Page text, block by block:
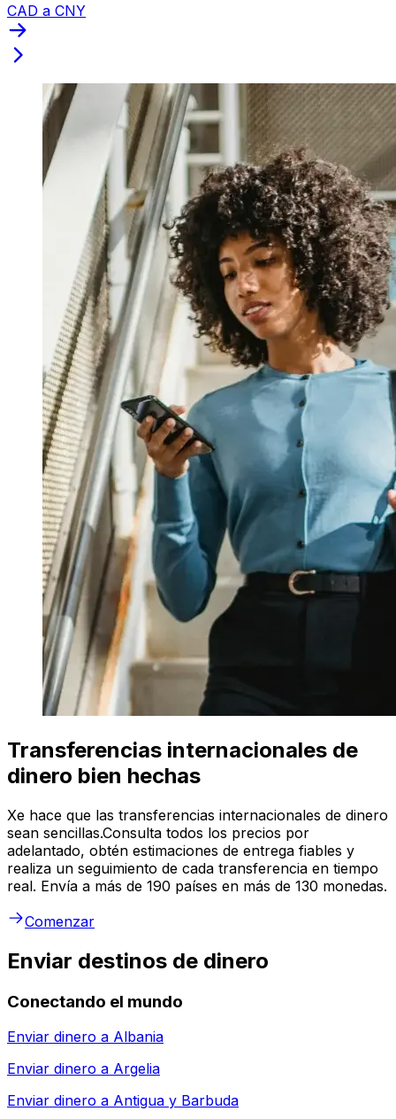
CAD a CNY
Transferencias internacionales de
dinero bien hechas
Xe hace que las transferencias internacionales de dinero
sean sencillas.Consulta todos los precios por
adelantado, obtén estimaciones de entrega fiables y
realiza un seguimiento de cada transferencia en tiempo
real. Envía a más de 190 países en más de 130 monedas.
Comenzar
Enviar destinos de dinero
Conectando el mundo
Enviar dinero a Albania
Enviar dinero a Argelia
Enviar dinero a Antigua y Barbuda